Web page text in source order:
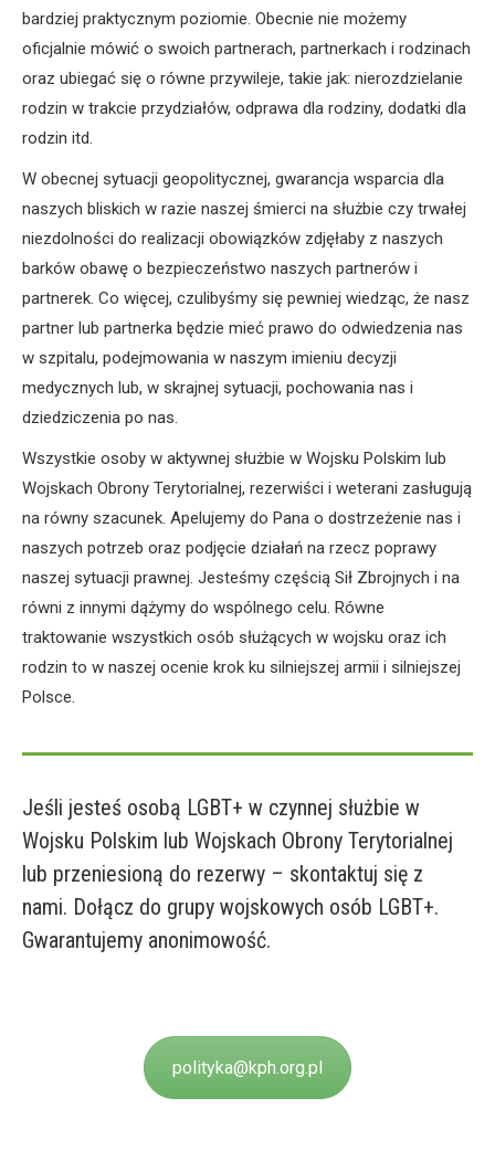
bardziej praktycznym poziomie. Obecnie nie możemy
oficjalnie mówić o swoich partnerach, partnerkach i rodzinach
oraz ubiegać się o równe przywileje, takie jak: nierozdzielanie
rodzin w trakcie przydziałów, odprawa dla rodziny, dodatki dla
rodzin itd.
W obecnej sytuacji geopolitycznej, gwarancja wsparcia dla
naszych bliskich w razie naszej śmierci na służbie czy trwałej
niezdolności do realizacji obowiązków zdjęłaby z naszych
barków obawę o bezpieczeństwo naszych partnerów i
partnerek. Co więcej, czulibyśmy się pewniej wiedząc, że nasz
partner lub partnerka będzie mieć prawo do odwiedzenia nas
w szpitalu, podejmowania w naszym imieniu decyzji
medycznych lub, w skrajnej sytuacji, pochowania nas i
dziedziczenia po nas.
Wszystkie osoby w aktywnej służbie w Wojsku Polskim lub
Wojskach Obrony Terytorialnej, rezerwiści i weterani zasługują
na równy szacunek. Apelujemy do Pana o dostrzeżenie nas i
naszych potrzeb oraz podjęcie działań na rzecz poprawy
naszej sytuacji prawnej. Jesteśmy częścią Sił Zbrojnych i na
równi z innymi dążymy do wspólnego celu. Równe
traktowanie wszystkich osób służących w wojsku oraz ich
rodzin to w naszej ocenie krok ku silniejszej armii i silniejszej
Polsce.
Jeśli jesteś osobą LGBT+ w czynnej służbie w
Wojsku Polskim lub Wojskach Obrony Terytorialnej
lub przeniesioną do rezerwy – skontaktuj się z
nami. Dołącz do grupy wojskowych osób LGBT+.
Gwarantujemy anonimowość.
polityka@kph.org.pl